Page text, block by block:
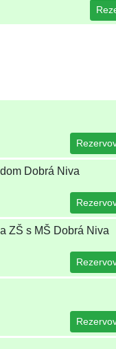
Dobrá Niva
ZŠ s MŠ Dobrá Niva